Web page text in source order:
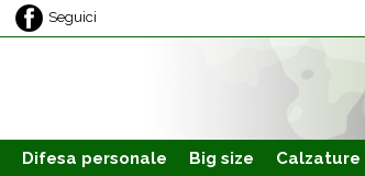
Seguici
Difesa personale Big size Calzature